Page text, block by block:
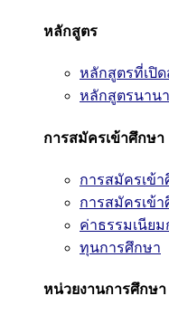
หลักสูตร
หลักสูตรที่เปิ
หลักสูตรนาน
การสมัครเข้าศึกษา
การสมัครเข้
การสมัครเข้
ค่าธรรมเนีย
ทุนการศึกษา
หน่วยงานการศึกษา